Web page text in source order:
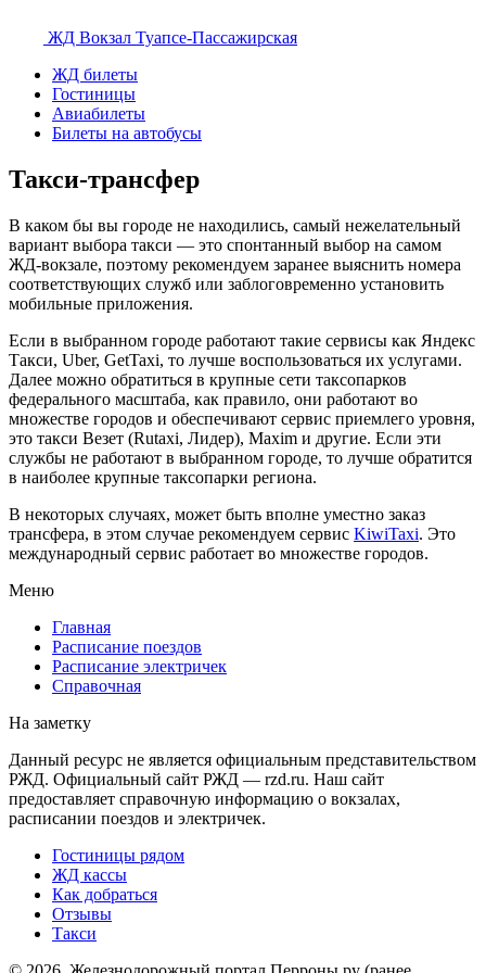
ЖД Вокзал Туапсе-Пассажирская
ЖД билеты
Гостиницы
Авиабилеты
Билеты на автобусы
Такси-трансфер
В каком бы вы городе не находились, самый нежелательный
вариант выбора такси — это спонтанный выбор на самом
ЖД-вокзале, поэтому рекомендуем заранее выяснить номера
соответствующих служб или заблоговременно установить
мобильные приложения.
Если в выбранном городе работают такие сервисы как Яндекс
Такси, Uber, GetTaxi, то лучше воспользоваться их услугами.
Далее можно обратиться в крупные сети таксопарков
федерального масштаба, как правило, они работают во
множестве городов и обеспечивают сервис приемлего уровня,
это такси Везет (Rutaxi, Лидер), Maxim и другие. Если эти
службы не работают в выбранном городе, то лучше обратится
в наиболее крупные таксопарки региона.
В некоторых случаях, может быть вполне уместно заказ
трансфера, в этом случае рекомендуем сервис KiwiTaxi. Это
международный сервис работает во множестве городов.
Меню
Главная
Расписание поездов
Расписание электричек
Справочная
На заметку
Данный ресурс не является официальным представительством
РЖД. Официальный сайт РЖД — rzd.ru. Наш сайт
предоставляет справочную информацию о вокзалах,
расписании поездов и электричек.
Гостиницы рядом
ЖД кассы
Как добраться
Отзывы
Такси